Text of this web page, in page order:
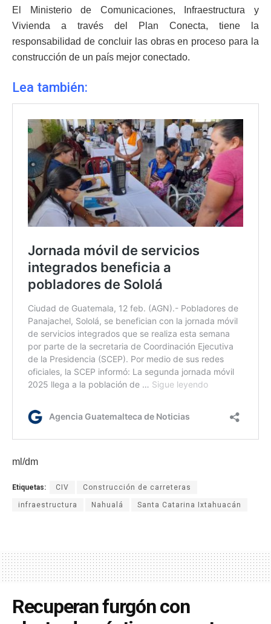
El Ministerio de Comunicaciones, Infraestructura y
Vivienda a través del Plan Conecta, tiene la
responsabilidad de concluir las obras en proceso para la
construcción de un país mejor conectado.
Lea también:
ml/dm
Etiquetas: CIV Construcción de carreteras
infraestructura Nahualá Santa Catarina Ixtahuacán
Recuperan furgón con